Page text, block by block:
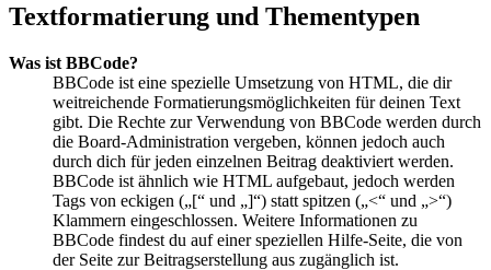
Textformatierung und Thementypen
Was ist BBCode?
BBCode ist eine spezielle Umsetzung von HTML, die dir
weitreichende Formatierungsmöglichkeiten für deinen Text
gibt. Die Rechte zur Verwendung von BBCode werden durch
die Board-Administration vergeben, können jedoch auch
durch dich für jeden einzelnen Beitrag deaktiviert werden.
BBCode ist ähnlich wie HTML aufgebaut, jedoch werden
Tags von eckigen („[“ und „]“) statt spitzen („<“ und „>“)
Klammern eingeschlossen. Weitere Informationen zu
BBCode findest du auf einer speziellen Hilfe-Seite, die von
der Seite zur Beitragserstellung aus zugänglich ist.